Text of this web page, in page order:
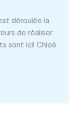
déroulée la
de réaliser
sont ici! Chloé